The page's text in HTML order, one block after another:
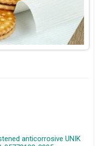
anticorrosive UNIK